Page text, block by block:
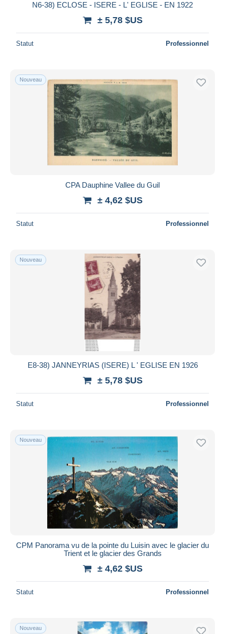
N6-38) ECLOSE - ISERE - L' EGLISE - EN 1922
± 5,78 $US
Statut Professionnel
Nouveau
CPA Dauphine Vallee du Guil
± 4,62 $US
Statut Professionnel
Nouveau
E8-38) JANNEYRIAS (ISERE) L ' EGLISE EN 1926
± 5,78 $US
Statut Professionnel
Nouveau
CPM Panorama vu de la pointe du Luisin avec le glacier du
Trient et le glacier des Grands
± 4,62 $US
Statut Professionnel
Nouveau